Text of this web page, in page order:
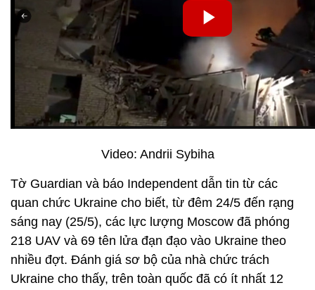
Video: Andrii Sybiha
Tờ Guardian và báo Independent dẫn tin từ các
quan chức Ukraine cho biết, từ đêm 24/5 đến rạng
sáng nay (25/5), các lực lượng Moscow đã phóng
218 UAV và 69 tên lửa đạn đạo vào Ukraine theo
nhiều đợt. Đánh giá sơ bộ của nhà chức trách
Ukraine cho thấy, trên toàn quốc đã có ít nhất 12